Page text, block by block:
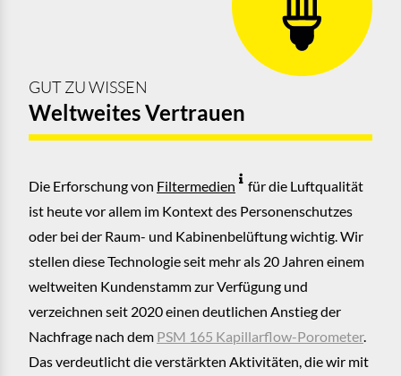
GUT ZU WISSEN
Weltweites Vertrauen
Die Erforschung von Filtermedien
für die Luftqualität
ist heute vor allem im Kontext des Personenschutzes
oder bei der Raum- und Kabinenbelüftung wichtig. Wir
stellen diese Technologie seit mehr als 20 Jahren einem
weltweiten Kundenstamm zur Verfügung und
verzeichnen seit 2020 einen deutlichen Anstieg der
Nachfrage nach dem PSM 165 Kapillarflow-Porometer.
Das verdeutlicht die verstärkten Aktivitäten, die wir mit